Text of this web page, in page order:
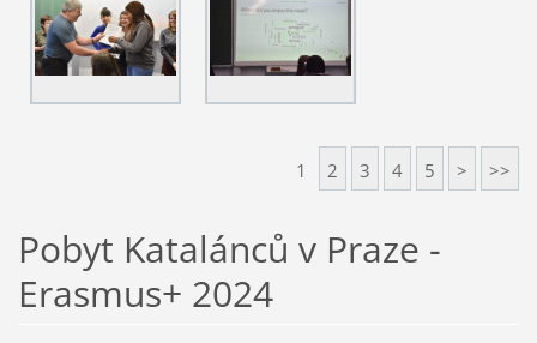
1 2 3 4 5 > >>
Pobyt Katalánců v Praze -
Erasmus+ 2024